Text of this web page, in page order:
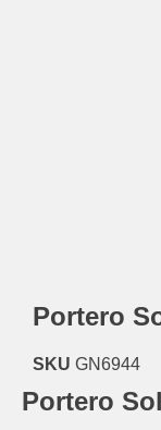
Portero
SKU GN6944
Portero